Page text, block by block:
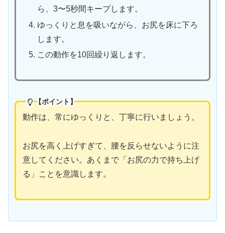
ら、3〜5秒間キープします。
ゆっくりと息を吸いながら、お尻を床に下ろ
します。
この動作を10回繰り返します。
【ポイント】
動作は、常にゆっくりと、丁寧に行いましょう。
お尻を高く上げすぎて、腰を反らせないように注
意してください。あくまで「お尻の力で持ち上げ
る」ことを意識します。